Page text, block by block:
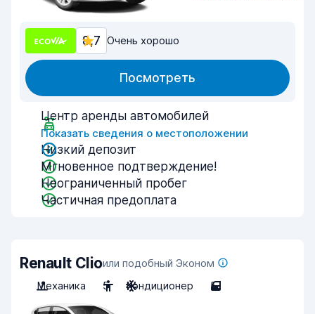
8,7 Очень хорошо
Посмотреть
Центр аренды автомобилей
Показать сведения о местоположении
Низкий депозит
Мгновенное подтверждение!
Неограниченный пробег
Частичная предоплата
Renault Clioили подобный Эконом
Механика
5 Кондиционер 5